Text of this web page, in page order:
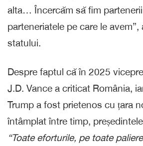
alta… Încercăm să fim
parteneriatele pe care le avem”,
statului.
Despre faptul că în 2025
J.D. Vance a criticat România,
Trump a fost prietenos cu țara
întâmplat între timp,
“Toate eforturile, pe toate